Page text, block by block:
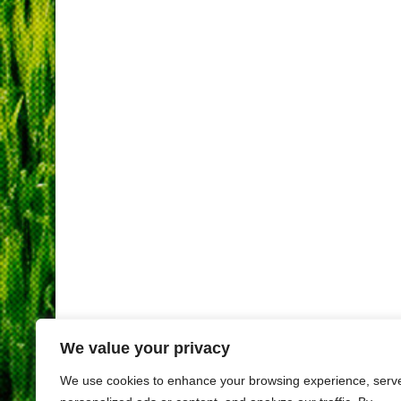
We value your privacy
We use cookies to enhance your browsing experience,